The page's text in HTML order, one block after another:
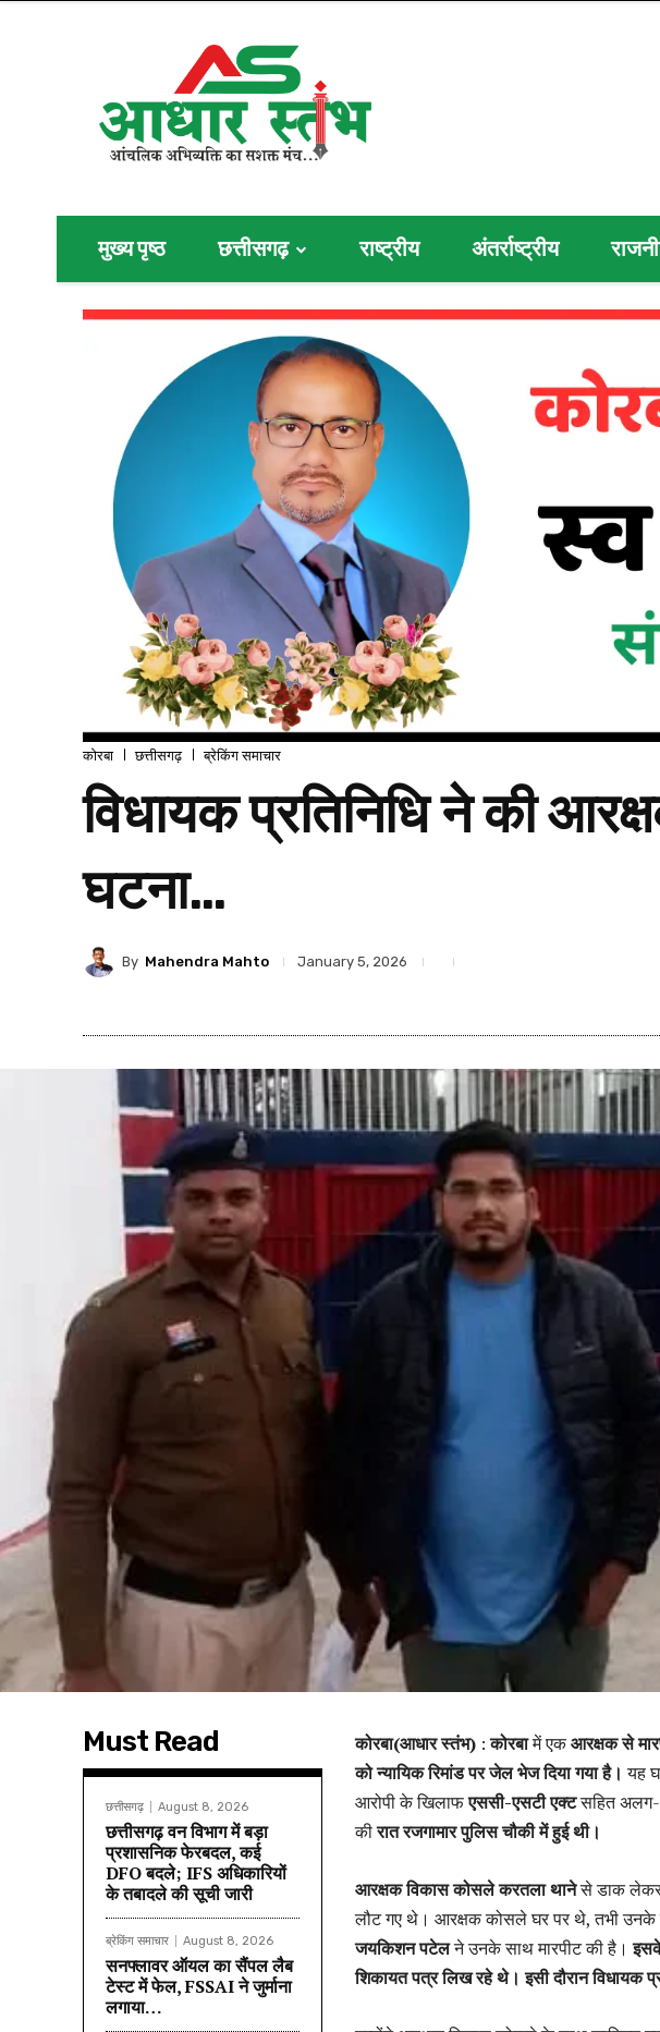
मुख्य पृष्ठ छत्तीसगढ़ राष्ट्रीय अंतर्राष्ट्रीय
कोरबा छत्तीसगढ़ ब्रेकिंग समाचार
विधायक प्रतिनिधि ने की
घटना…
By Mahendra Mahto January 5, 2026
Must Read
छत्तीसगढ़ August 8, 2026
छत्तीसगढ़ वन विभाग में बड़ा
प्रशासनिक फेरबदल, कई
DFO बदले; IFS अधिकारियों
के तबादले की सूची जारी
ब्रेकिंग समाचार August 8, 2026
सनफ्लावर ऑयल का सैंपल लैब
टेस्ट में फेल, FSSAI ने जुर्माना
लगाया…
कोरबा(आधार स्तंभ) :कोरबामें एकआरक्षक से
को न्यायिक रिमांड पर जेल भेज दिया गया है। यह
आरोपी के खिलाफएससी-एसटी एक्टसहित अलग-
कीरातरजगामार पुलिस चौकी में हुई थी।
आरक्षक विकास कोसले करतला थानेसे डाक
लौट गए थे। आरक्षक कोसले घर पर थे, तभी उनके
जयकिशन पटेलने उनके साथ मारपीट की है।
शिकायत पत्र लिख रहे थे। इसी दौरान विधायक